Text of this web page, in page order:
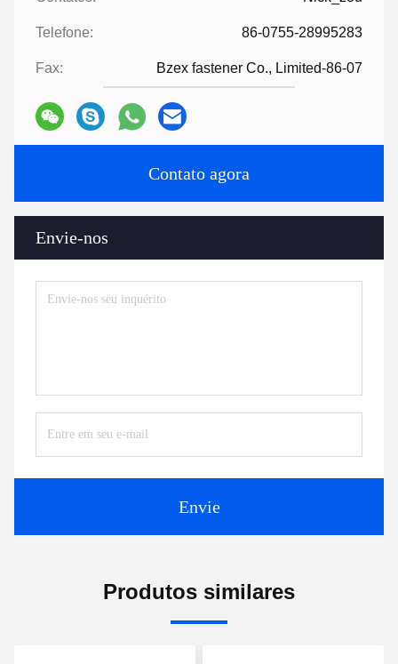
Telefone: 86-0755-28995283
Fax: Bzex fastener Co., Limited-86-07
Contato agora
Envie-nos
Envie
Produtos similares